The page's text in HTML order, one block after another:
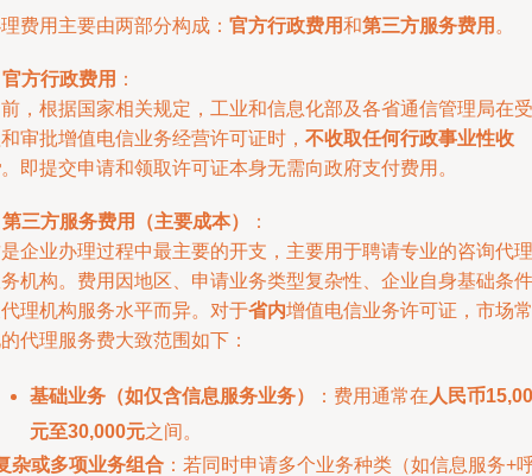
费用主要由两部分构成： 官方行政费用和第三方服务费用 。
官方行政费用 ：
，根据国家相关规定，工业和信息化部及各省通信管理局在受
审批增值电信业务经营许可证时， 不收取任何行政事业性收
。即提交申请和领取许可证本身无需向政府支付费用。
第三方服务费用（主要成本）
：
企业办理过程中最主要的开支，主要用于聘请专业的咨询代理
机构。费用因地区、申请业务类型复杂性、企业自身基础条件
理机构服务水平而异。对于省内增值电信业务许可证，市场常
代理服务费大致范围如下：
基础业务（如仅含信息服务业务） ：费用通常在 人民币
元至30,000元之间。
杂或多项业务组合 ：若同时申请多个业务种类（如信息服务+